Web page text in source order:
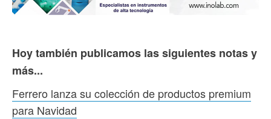
Hoy también publicamos las siguientes notas y
más...
Ferrero lanza su colección de productos premium
para Navidad